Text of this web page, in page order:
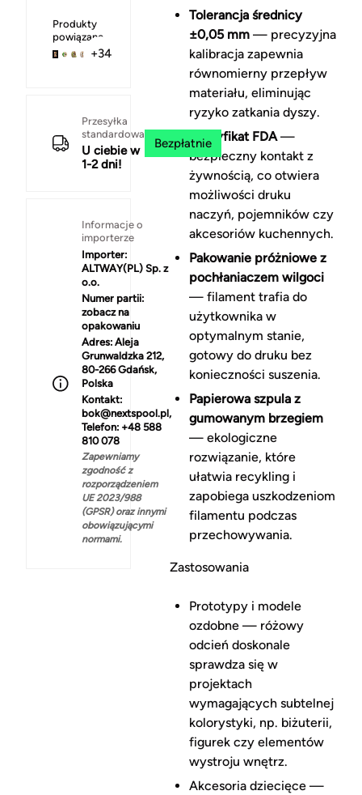
Produkty
powiązane
+34
Przesyłka
standardowa
U ciebie w
1-2 dni!
Bezpłatnie
Informacje o
importerze
Importer:
ALTWAY(PL) Sp. z
o.o.
Numer partii:
zobacz na
opakowaniu
Adres: Aleja
Grunwaldzka 212,
80-266 Gdańsk,
Polska
Kontakt:
bok@nextspool.pl,
Telefon: +48 588
810 078
Zapewniamy
zgodność z
rozporządzeniem
UE 2023/988
(GPSR) oraz innymi
obowiązującymi
normami.
Tolerancja średnicy
±0,05 mm— precyzyjna
kalibracja zapewnia
równomierny przepływ
materiału, eliminując
ryzyko zatkania dyszy.
Certyfikat FDA—
bezpieczny kontakt z
żywnością, co otwiera
możliwości druku
naczyń, pojemników czy
akcesoriów kuchennych.
Pakowanie próżniowe z
pochłaniaczem wilgoci
— filament trafia do
użytkownika w
optymalnym stanie,
gotowy do druku bez
konieczności suszenia.
Papierowa szpula z
gumowanym brzegiem
— ekologiczne
rozwiązanie, które
ułatwia recykling i
zapobiega uszkodzeniom
filamentu podczas
przechowywania.
Zastosowania
Prototypy i modele
ozdobne — różowy
odcień doskonale
sprawdza się w
projektach
wymagających subtelnej
kolorystyki, np. biżuterii,
figurek czy elementów
wystroju wnętrz.
Akcesoria dziecięce —